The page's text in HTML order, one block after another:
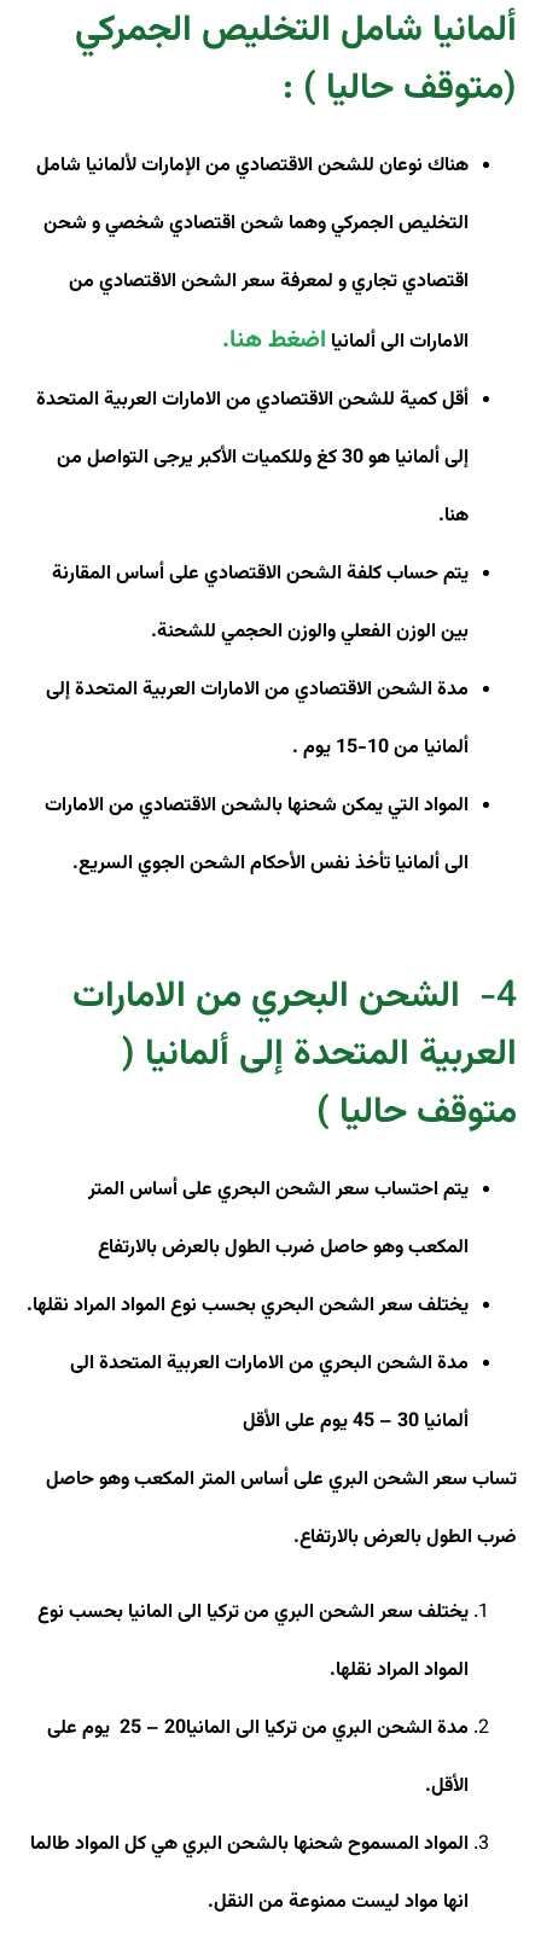
ألمانيا شامل التخليص الجمركي
(متوقف حاليا ) :
هناك نوعان للشحن الاقتصادي من الإمارات لألمانيا شامل
التخليص الجمركي وهما شحن اقتصادي شخصي و شحن
اقتصادي تجاري و لمعرفة سعر الشحن الاقتصادي من
الامارات الى ألمانيا اضغط هنا.
أقل كمية للشحن الاقتصادي من الامارات العربية المتحدة
إلى ألمانيا هو 30 كغ وللكميات الأكبر يرجى التواصل من
هنا.
يتم حساب كلفة الشحن الاقتصادي على أساس المقارنة
بين الوزن الفعلي والوزن الحجمي للشحنة.
مدة الشحن الاقتصادي من الامارات العربية المتحدة إلى
ألمانيا من 10-15 يوم
.
المواد التي يمكن شحنها بالشحن الاقتصادي من الامارات
الى ألمانيا تأخذ نفس الأحكام الشحن الجوي السريع.
4-
الشحن البحري من الامارات
العربية المتحدة إلى ألمانيا (
متوقف حاليا )
يتم احتساب سعر الشحن البحري على أساس المتر
المكعب وهو حاصل ضرب الطول بالعرض بالارتفاع
يختلف سعر الشحن البحري بحسب نوع المواد المراد نقلها.
مدة الشحن البحري من الامارات العربية المتحدة الى
ألمانيا 30 – 45 يوم على الأقل
تساب سعر الشحن البري على أساس المتر المكعب وهو حاصل
ضرب الطول بالعرض بالارتفاع.
يختلف سعر الشحن البري من تركيا الى المانيا بحسب نوع
المواد المراد نقلها.
مدة الشحن البري من تركيا الى المانيا20 – 25
يوم على
الأقل.
المواد المسموح شحنها بالشحن البري هي كل المواد طالما
انها مواد ليست ممنوعة من النقل.